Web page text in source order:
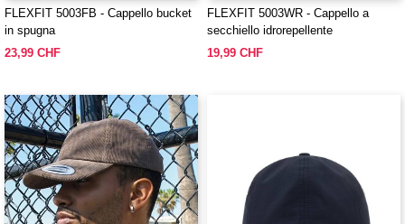
FLEXFIT 5003FB - Cappello bucket
in spugna
23,99 CHF
FLEXFIT 5003WR - Cappello a
secchiello idrorepellente
19,99 CHF